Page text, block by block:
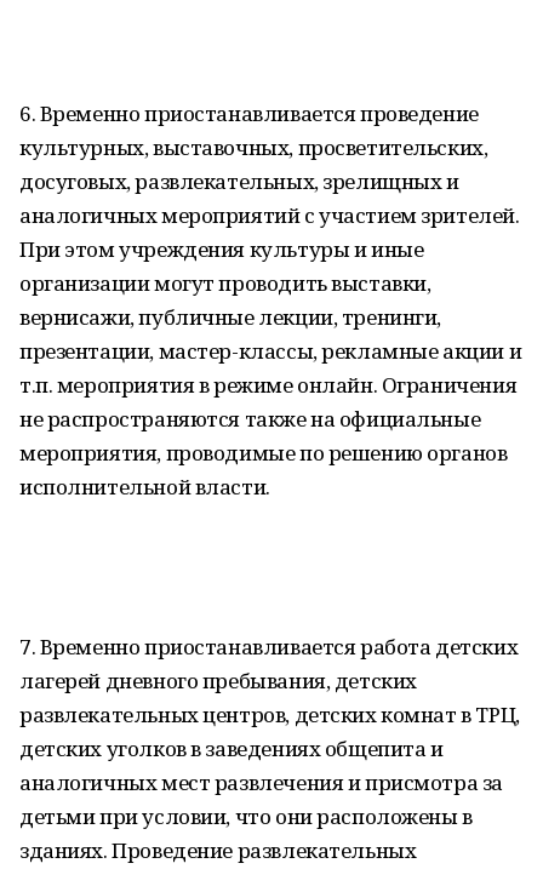
6. Временно приостанавливается проведение
культурных, выставочных, просветительских,
досуговых, развлекательных, зрелищных и
аналогичных мероприятий с участием зрителей.
При этом учреждения культуры и иные
организации могут проводить выставки,
вернисажи, публичные лекции, тренинги,
презентации, мастер-классы, рекламные акции и
т.п. мероприятия в режиме онлайн. Ограничения
не распространяются также на официальные
мероприятия, проводимые по решению органов
исполнительной власти.
7. Временно приостанавливается работа детских
лагерей дневного пребывания, детских
развлекательных центров, детских комнат в ТРЦ,
детских уголков в заведениях общепита и
аналогичных мест развлечения и присмотра за
детьми при условии, что они расположены в
зданиях. Проведение развлекательных